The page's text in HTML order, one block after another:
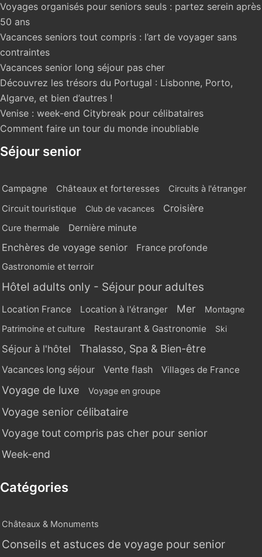
Voyages organisés pour seniors seuls : partez serein après
50 ans
Vacances seniors tout compris : l’art de voyager sans
contraintes
Vacances senior long séjour pas cher
Découvrez les trésors du Portugal : Lisbonne, Porto,
Algarve, et bien d’autres !
Venise : week-end Citybreak pour célibataires
Comment faire un tour du monde inoubliable
Séjour senior
Campagne Châteaux et forteresses
Circuits à l'étranger
Circuit touristique
Club de vacances Croisière
Cure thermale Dernière minute
Enchères de voyage senior
France profonde
Gastronomie et terroir
Hôtel adults only - Séjour pour adultes
Location France Location à l'étranger Mer Montagne
Patrimoine et culture Restaurant & Gastronomie Ski
Séjour à l'hôtel Thalasso, Spa & Bien-être
Vacances long séjour Vente flash Villages de France
Voyage de luxe Voyage en groupe
Voyage senior célibataire
Voyage tout compris pas cher pour senior
Week-end
Catégories
Châteaux & Monuments
Conseils et astuces de voyage pour senior